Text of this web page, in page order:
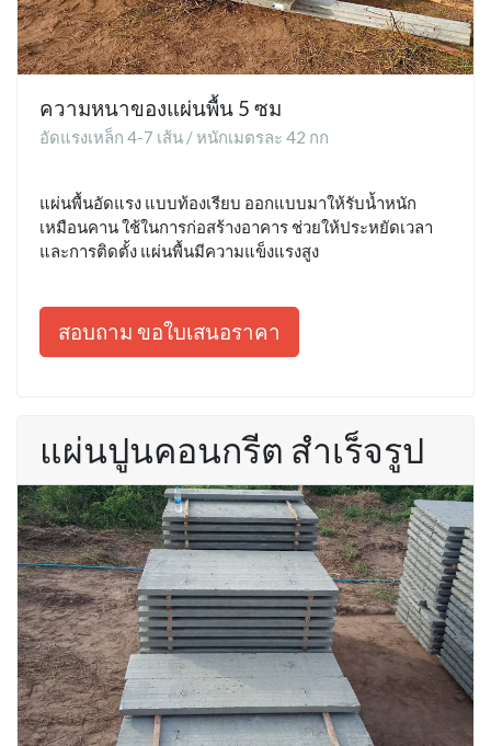
ความหนาของแผ่นพื้น 5 ซม
อัดแรงเหล็ก 4-7 เส้น / หนักเมตรละ 42 กก
แผ่นพื้นอัดแรง แบบท้องเรียบ ออกแบบมาให้รับน้ำหนัก
เหมือนคาน ใช้ในการก่อสร้างอาคาร ช่วยให้ประหยัดเวลา
และการติดตั้ง แผ่นพื้นมีความแข็งแรงสูง
สอบถาม ขอใบเสนอราคา
แผ่นปูนคอนกรีต สำเร็จรูป